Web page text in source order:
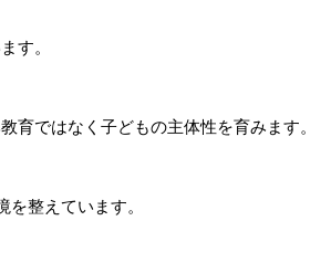
す。
育ではなく子どもの主体性を育みます。
整えています。